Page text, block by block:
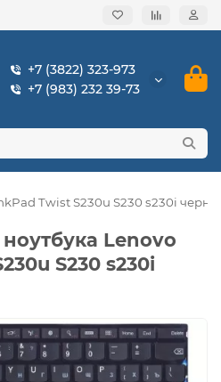
+7 (3822) 323-973
+7 (983) 232 39-73
Twist S230u S230 s230i
Lenovo
S230 s230i